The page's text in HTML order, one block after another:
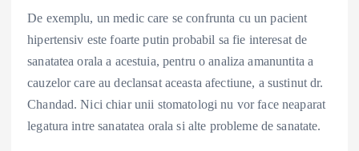
De exemplu, un medic care se confrunta cu un pacient
hipertensiv este foarte putin probabil sa fie interesat de
sanatatea orala a acestuia, pentru o analiza amanuntita a
cauzelor care au declansat aceasta afectiune, a sustinut dr.
Chandad. Nici chiar unii stomatologi nu vor face neaparat
legatura intre sanatatea orala si alte probleme de sanatate.